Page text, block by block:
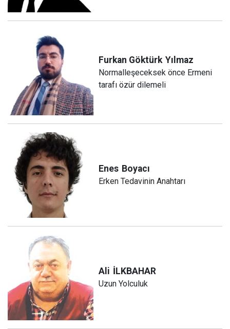
Furkan Göktürk Yılmaz
Normalleşeceksek önce Ermeni
tarafı özür dilemeli
Enes Boyacı
Erken Tedavinin Anahtarı
Ali İLKBAHAR
Uzun Yolculuk